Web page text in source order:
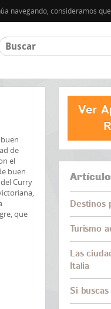
navegando, consideramos
de
el
buen
Curry
que
Ver
Destinos
Turismo
Las
Italia
Si